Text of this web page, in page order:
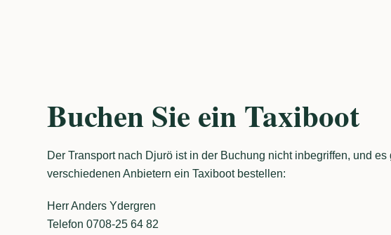
Buchen Sie ein Taxiboot
Der Transport nach Djurö ist in der Buchung nicht inbegriffen, und
verschiedenen Anbietern ein Taxiboot bestellen:
Herr Anders Ydergren
Telefon 0708-25 64 82